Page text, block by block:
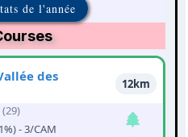
de l'année
des
12km
(29)
- 3/CAM